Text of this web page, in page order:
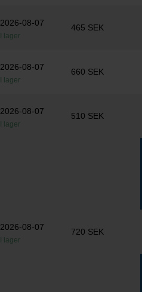
2026-08-07
I lager
465 SEK
2026-08-07
I lager
660 SEK
2026-08-07
I lager
510 SEK
2026-08-07
I lager
720 SEK